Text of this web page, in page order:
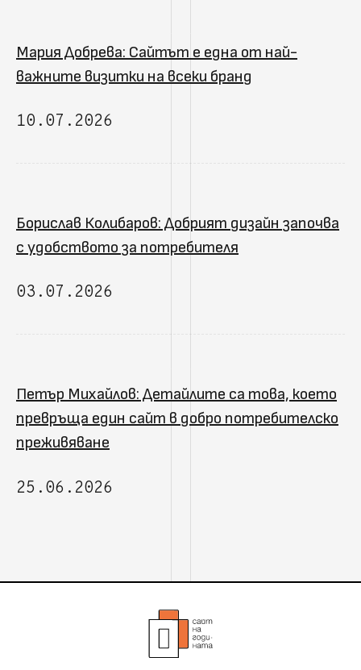
Мария Добрева: Сайтът е една от най-
важните визитки на всеки бранд
10.07.2026
Борислав Колибаров: Добрият дизайн започва
с удобството за потребителя
03.07.2026
Петър Михайлов: Детайлите са това, което
превръща един сайт в добро потребителско
преживяване
25.06.2026